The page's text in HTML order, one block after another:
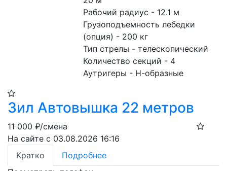
Рабочий радиус - 12.1 м
Грузоподъемность лебедки
(опция) - 200 кг
Тип стрелы - телескопический
Количество секций - 4
Аутригеры - Н-образные
Зил Автовышка 22 метров
11 000 ₽/смена
На сайте с 03.08.2026 16:16
Кратко
Подробнее